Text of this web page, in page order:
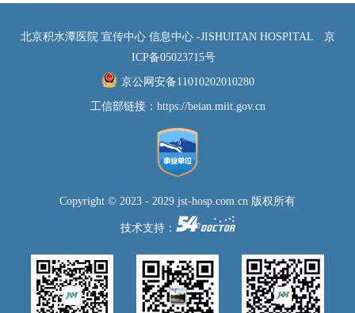
北京积水潭医院 宣传中心 信息中心 -JISHUITAN HOSPITAL
京
ICP备05023715号
京公网安备11010202010280
工信部链接： https://beian.miit.gov.cn
Copyright © 2023 - 2029 jst-hosp.com.cn 版权所有
技术支持：